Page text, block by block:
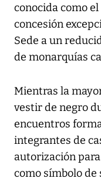
conocida como el
concesión
Sede a un
de monarquías
Mientras la
vestir de negro
encuentros
integrantes de
autorización
como símbolo